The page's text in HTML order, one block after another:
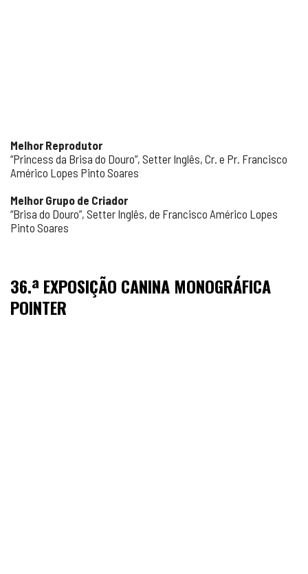
Melhor Reprodutor
“Princess da Brisa do Douro”, Setter Inglês, Cr. e Pr. Francisco
Américo Lopes Pinto Soares
Melhor Grupo de Criador
“Brisa do Douro”, Setter Inglês, de Francisco Américo Lopes
Pinto Soares
36.ª EXPOSIÇÃO CANINA MONOGRÁFICA
POINTER